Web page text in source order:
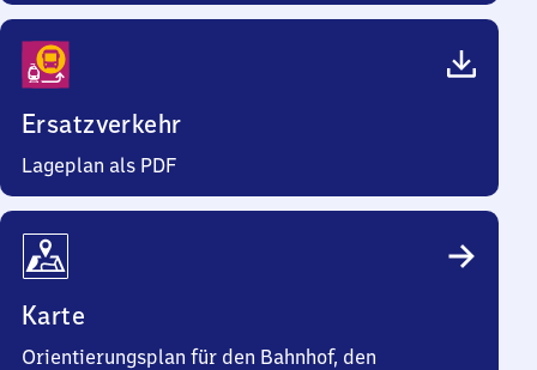
Ersatzverkehr
Lageplan als PDF
Karte
Orientierungsplan für den Bahnhof, den